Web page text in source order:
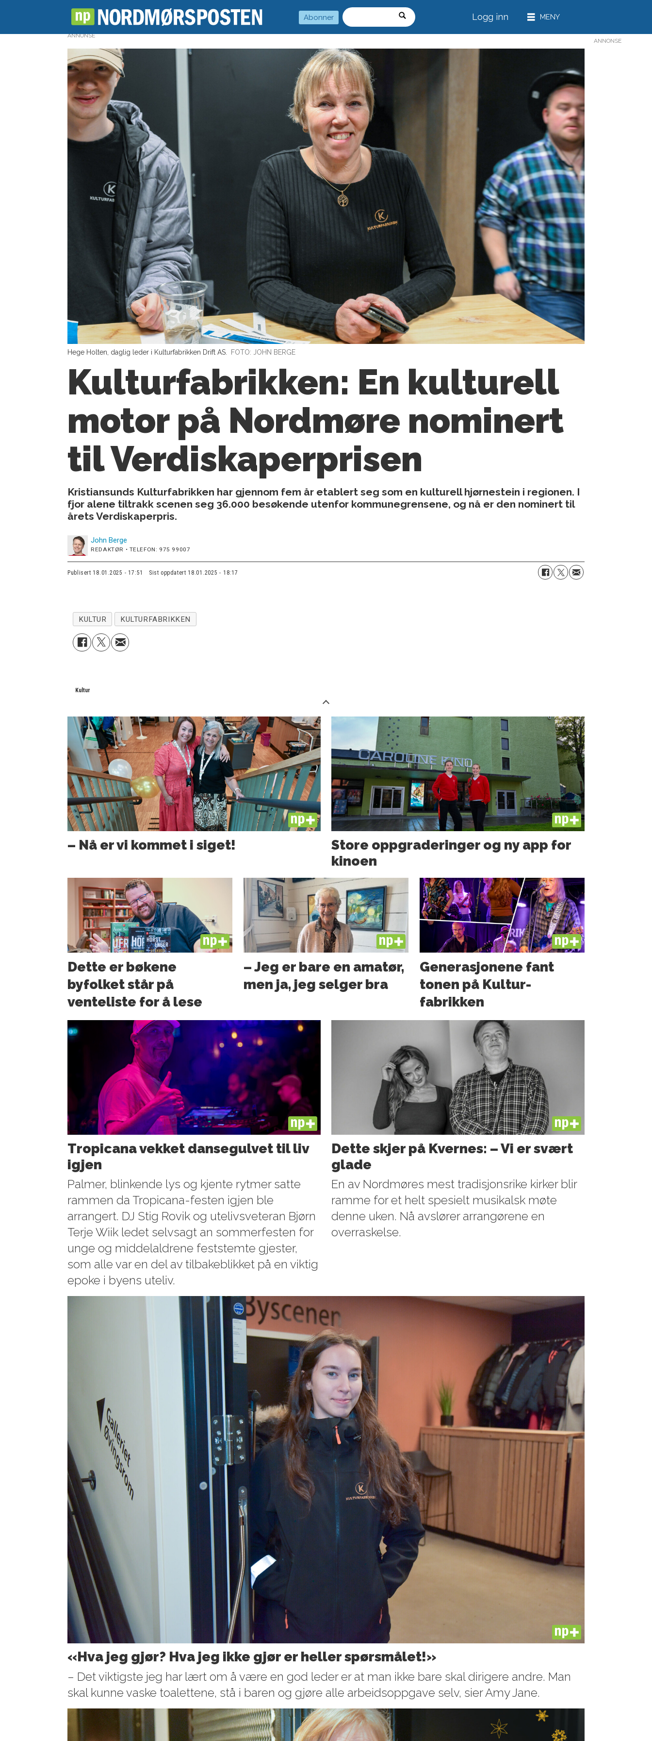
Abonner
Søk
Logg inn
ANNONSE
Hege Holten, daglig leder i Kulturfabrikken Drift AS. FOTO: JOHN BERGE
Kulturfabrikken: En kulturell
motor på Nordmøre nominert
til Verdiskaperprisen
Kristiansunds Kulturfabrikken har gjennom fem år etablert seg som en kulturell hjørnestein i regionen. I
fjor alene tiltrakk scenen seg 36.000 besøkende utenfor kommunegrensene, og nå er den nominert til
årets Verdiskaperpris.
John Berge
REDAKTØR • TELEFON: 975 99007
Publisert 18.01.2025 - 17:51 Sist oppdatert 18.01.2025 - 18:17
KULTUR KULTURFABRIKKEN
Kultur
PLUS
– Nå er vi kommet i siget!
PLUS
Store oppgraderinger og ny app for
kinoen
PLUS
Dette er bøkene
byfolket står på
venteliste for å lese
PLUS
– Jeg er bare en amatør,
men ja, jeg selger bra
PLUS
Generasjonene fant
tonen på Kultur­
fabrikken
PLUS
Tropicana vekket dansegulvet til liv
igjen
Palmer, blinkende lys og kjente rytmer satte
rammen da Tropicana-festen igjen ble
arrangert. DJ Stig Rovik og utelivsveteran Bjørn
Terje Wiik ledet selvsagt an sommerfesten for
unge og middelaldrene feststemte gjester,
som alle var en del av tilbakeblikket på en viktig
epoke i byens uteliv.
PLUS
Dette skjer på Kvernes: – Vi er svært
glade
En av Nordmøres mest tradisjonsrike kirker blir
ramme for et helt spesielt musikalsk møte
denne uken. Nå avslører arrangørene en
overraskelse.
PLUS
«Hva jeg gjør? Hva jeg ikke gjør er heller spørsmålet!»
– Det viktigste jeg har lært om å være en god leder er at man ikke bare skal dirigere andre. Man
skal kunne vaske toalettene, stå i baren og gjøre alle arbeidsoppgave selv, sier Amy Jane.
ANNONSE